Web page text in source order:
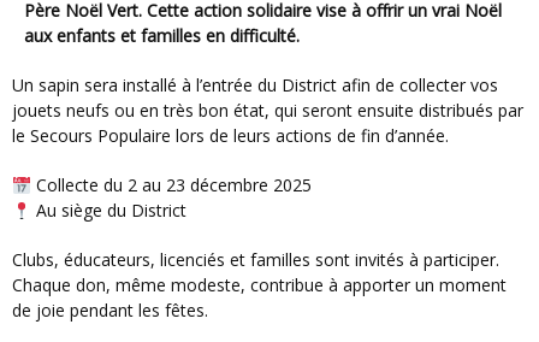
Père Noël Vert. Cette action solidaire vise à offrir un vrai Noël
aux enfants et familles en difficulté.
Un sapin sera installé à l’entrée du District afin de collecter vos
jouets neufs ou en très bon état, qui seront ensuite distribués par
le Secours Populaire lors de leurs actions de fin d’année.
Collecte du 2 au 23 décembre 2025
Au siège du District
Clubs, éducateurs, licenciés et familles sont invités à participer.
Chaque don, même modeste, contribue à apporter un moment
de joie pendant les fêtes.